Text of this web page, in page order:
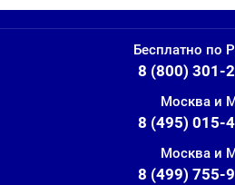
Бесплатно по
8 (800) 301-
Москва и
8 (495) 015-
Москва и
8 (499) 755-